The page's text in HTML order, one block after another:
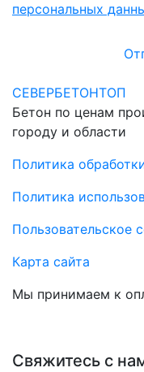
персональных
СЕВЕРБЕТОНТОП
Бетон по ценам
городу и области
Политика
Политика
Пользовательское
Карта сайта
Мы принимаем к
Свяжитесь с